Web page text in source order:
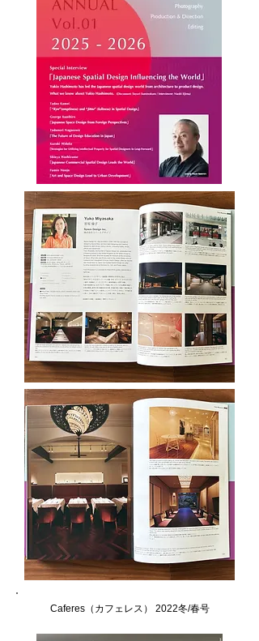
Caferes（カフェレス） 2022冬/春号